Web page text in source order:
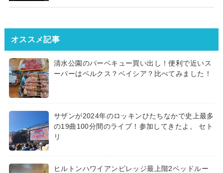
オススメ記事
清水公園のバーベキュー買い出し！便利で近いス
ーパーはベルクス？ベイシア？比べてみました！
サザンが2024年のロッキンひたちなかで史上最多
の19曲100分間のライブ！参加してきたよ。 セト
リ
ヒルトンハワイアンビレッジ最上階2ベッドルー